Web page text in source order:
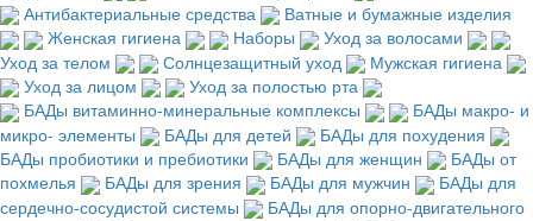
Антибактериальные средства
Ватные и бумажные изделия
Женская гигиена
Наборы
Уход за волосами
Уход за телом
Солнцезащитный уход
Мужская гигиена
Уход за лицом
Уход за полостью рта
БАДы витаминно-минеральные комплексы
БАДы макро- и
микро- элементы
БАДы для детей
БАДы для похудения
БАДы пробиотики и пребиотики
БАДы для женщин
БАДы от
похмелья
БАДы для зрения БАДы для мужчин
БАДы для
сердечно-сосудистой системы
БАДы для опорно-двигательного